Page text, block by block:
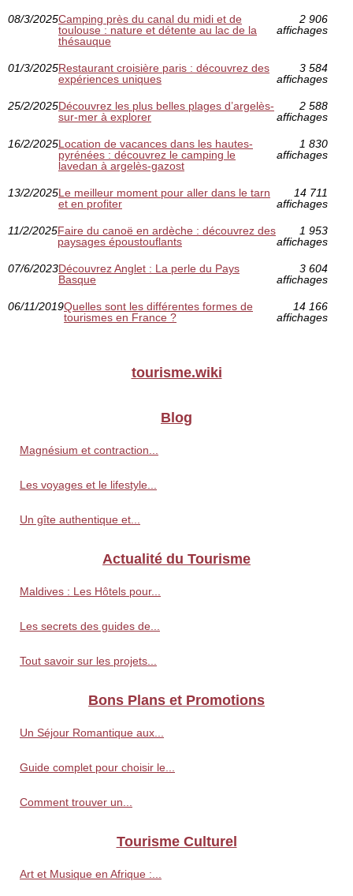
08/3/2025Camping près du canal du midi et de
toulouse : nature et détente au lac de la
thésauque
2 906
affichages
01/3/2025Restaurant croisière paris : découvrez des
expériences uniques
3 584
affichages
25/2/2025Découvrez les plus belles plages d’argelès-
sur-mer à explorer
2 588
affichages
16/2/2025Location de vacances dans les hautes-
pyrénées : découvrez le camping le
lavedan à argelès-gazost
1 830
affichages
13/2/2025Le meilleur moment pour aller dans le tarn
et en profiter
14 711
affichages
11/2/2025Faire du canoë en ardèche : découvrez des
paysages époustouflants
1 953
affichages
07/6/2023Découvrez Anglet : La perle du Pays
Basque
3 604
affichages
06/11/2019Quelles sont les différentes formes de
tourismes en France ?
14 166
affichages
tourisme.wiki
Blog
Magnésium et contraction...
Les voyages et le lifestyle...
Un gîte authentique et...
Actualité du Tourisme
Maldives : Les Hôtels pour...
Les secrets des guides de...
Tout savoir sur les projets...
Bons Plans et Promotions
Un Séjour Romantique aux...
Guide complet pour choisir le...
Comment trouver un...
Tourisme Culturel
Art et Musique en Afrique :...